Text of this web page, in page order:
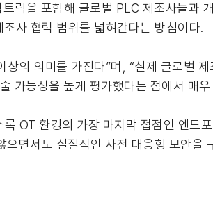
릭을 포함해 글로벌 PLC 제조사들과
사 협력 범위를 넓혀간다는 방침이다.
의 의미를 가진다”며, “실제 글로벌
가능성을 높게 평가했다는 점에서 매
OT 환경의 가장 마지막 접점인 엔드
면서도 실질적인 사전 대응형 보안을